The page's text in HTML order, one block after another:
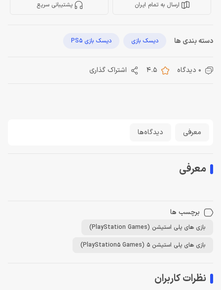
ارسال به تمام ایران پشتیبانی سریع
دسته بندی ها دیسک بازی دیسک بازی PS5
0 دیدگاه 4.5 اشتراک گذاری
معرفی دیدگاه‌ها
معرفی
برچسب ها
بازی های پلی استیشن (PlayStation Games)
بازی های پلی استیشن 5 (PlayStation5 Games)
نظرات کاربران